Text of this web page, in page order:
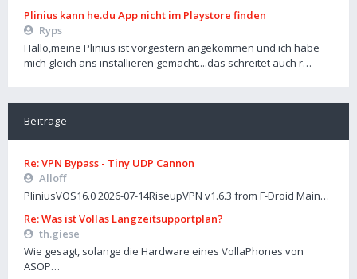
Plinius kann he.du App nicht im Playstore finden
Ryps
Hallo,meine Plinius ist vorgestern angekommen und ich habe
mich gleich ans installieren gemacht....das schreitet auch r…
Beiträge
Re: VPN Bypass - Tiny UDP Cannon
Alloff
PliniusVOS16.0 2026-07-14RiseupVPN v1.6.3 from F-Droid Main…
Re: Was ist Vollas Langzeitsupportplan?
th.giese
Wie gesagt, solange die Hardware eines VollaPhones von
ASOP…